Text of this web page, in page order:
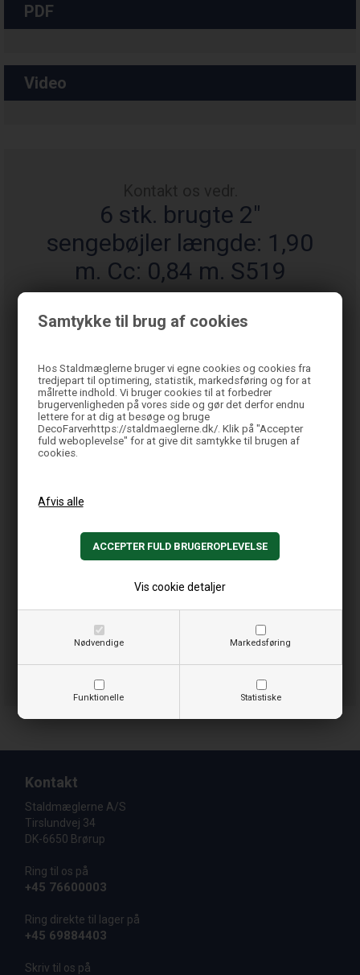
Samtykke til brug af cookies
Hos Staldmæglerne bruger vi egne cookies og cookies fra
tredjepart til optimering, statistik, markedsføring og for at
målrette indhold. Vi bruger cookies til at forbedrer
brugervenligheden på vores side og gør det derfor endnu
lettere for at dig at besøge og bruge
DecoFarverhttps://staldmaeglerne.dk/. Klik på "Accepter
fuld weboplevelse" for at give dit samtykke til brugen af
cookies.
Nødvendige Markedsføring
Funktionelle Statistiske
Vis cookie detaljer
PDF
Video
6 stk. brugte 2"
sengebøjler længde: 1,90
m. Cc: 0,84 m. S519
Kontakt
Staldmæglerne A/S
Tirslundvej 34
DK-6650 Brørup
Ring til os på
+45 76600003
Ring direkte til lager på
+45 69884403
Skriv til os på